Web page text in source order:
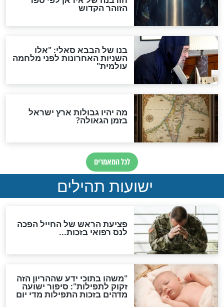
לכל המאמרים
להמתקת הדינים וביטול
גזרות
סגולת ע"ב שמות הקודש
תפילה סגולית להמתקת
הדינים